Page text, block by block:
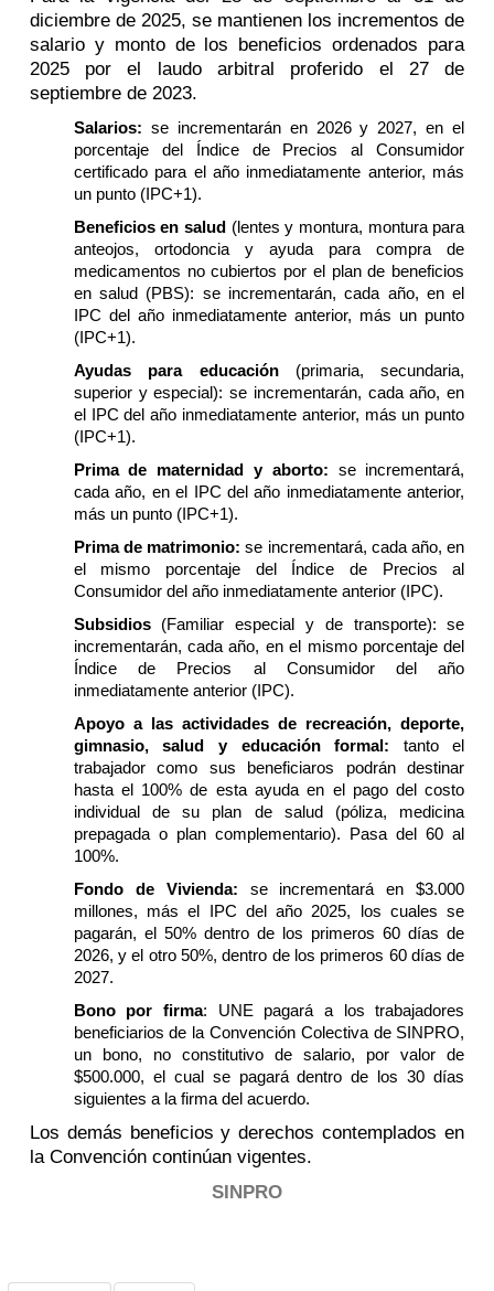
diciembre de 2025, se mantienen los incrementos de
salario y monto de los beneficios ordenados para
2025 por el laudo arbitral proferido el 27 de
septiembre de 2023.
Salarios: se incrementarán en 2026 y 2027, en el
porcentaje del Índice de Precios al Consumidor
certificado para el año inmediatamente anterior, más
un punto (IPC+1).
Beneficios en salud (lentes y montura, montura para
anteojos, ortodoncia y ayuda para compra de
medicamentos no cubiertos por el plan de beneficios
en salud (PBS): se incrementarán, cada año, en el
IPC del año inmediatamente anterior, más un punto
(IPC+1).
Ayudas para educación(primaria, secundaria,
superior y especial): se incrementarán, cada año, en
el IPC del año inmediatamente anterior, más un punto
(IPC+1).
Prima de maternidad y aborto: se incrementará,
cada año, en el IPC del año inmediatamente anterior,
más un punto (IPC+1).
Prima de matrimonio:se incrementará, cada año, en
el mismo porcentaje del Índice de Precios al
Consumidor del año inmediatamente anterior (IPC).
Subsidios(Familiar especial y de transporte): se
incrementarán, cada año, en el mismo porcentaje del
Índice de Precios al Consumidor del año
inmediatamente anterior (IPC).
Apoyo a las actividades de recreación, deporte,
gimnasio, salud y educación formal: tanto el
trabajador como sus beneficiaros podrán destinar
hasta el 100% de esta ayuda en el pago del costo
individual de su plan de salud (póliza, medicina
prepagada o plan complementario). Pasa del 60 al
100%.
Fondo de Vivienda: se incrementará en $3.000
millones, más el IPC del año 2025, los cuales se
pagarán, el 50% dentro de los primeros 60 días de
2026, y el otro 50%, dentro de los primeros 60 días de
2027.
Bono por firma: UNE pagará a los trabajadores
beneficiarios de la Convención Colectiva de SINPRO,
un bono, no constitutivo de salario, por valor de
$500.000, el cual se pagará dentro de los 30 días
siguientes a la firma del acuerdo.
Los demás beneficios y derechos contemplados en
la Convención continúan vigentes.
SINPRO